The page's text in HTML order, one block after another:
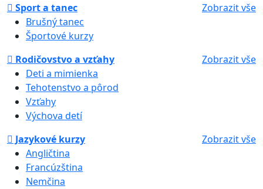
Sport a tanec
Zobrazit vše
Brušný tanec
Športové kurzy
Rodičovstvo a vzťahy
Zobrazit vše
Deti a mimienka
Tehotenstvo a pôrod
Vzťahy
Výchova detí
Jazykové kurzy
Zobrazit vše
Angličtina
Francúzština
Nemčina